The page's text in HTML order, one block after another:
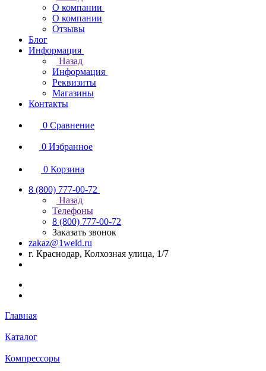
О компании
О компании
Отзывы
Блог
Информация
Назад
Информация
Реквизиты
Магазины
Контакты
0 Сравнение
0 Избранное
0 Корзина
8 (800) 777-00-72
Назад
Телефоны
8 (800) 777-00-72
Заказать звонок
zakaz@1weld.ru
г. Краснодар, Колхозная улица, 1/7
Главная
Каталог
Компрессоры